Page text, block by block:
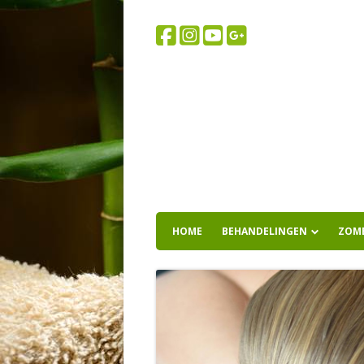
HOME BEHANDELINGEN
WELLNESSMASSAGE
HOTSTONE MASSAGE